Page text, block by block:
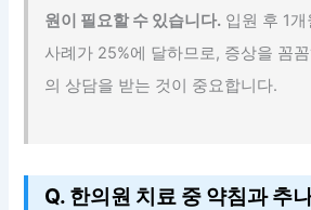
원이 필요할 수 있습니다. 입원 후 1
사례가 25%에 달하므로, 증상을 꼼
의 상담을 받는 것이 중요합니다.
Q. 한의원 치료 중 약침과 추